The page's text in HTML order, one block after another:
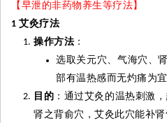
【早泄的非药物养生等疗法】
1 艾灸疗法
操作方法 ：
选取关元穴、气海穴、
部有温热感而无灼痛为
目的 ：通过艾灸 的温热刺激
肾之背俞穴，艾灸此穴能补